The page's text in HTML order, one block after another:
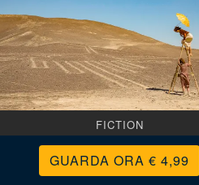
FICTION
€ 4,99